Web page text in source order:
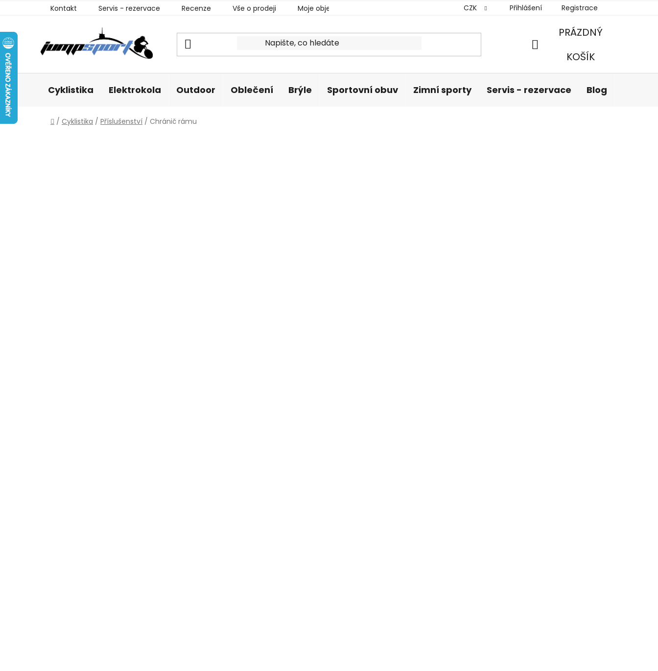
Kontakt Servis - rezervace Recenze Vše o prodeji Moje objednávka CZK Přihlášení Registrace
NÁKUPNÍ
PRÁZDNÝ
KOŠÍK
Cyklistika Elektrokola Outdoor Oblečení Brýle Sportovní obuv Zimní sporty Servis - rezervace Blog
Domů
/ Cyklistika / Příslušenství / Chránič rámu